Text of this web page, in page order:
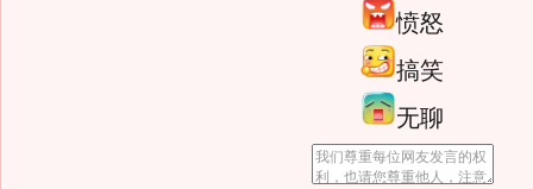
愤怒
搞笑
无聊